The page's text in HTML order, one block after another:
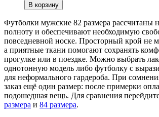
В корзину
Футболки мужские 82 размера рассчитаны
полноту и обеспечивают необходимую
повседневной носке. Просторный крой не
а приятные ткани помогают сохранять
прогулке или в поездке. Можно выбрать
однотонную модель либо футболку с
для неформального гардероба. При
заказ ещё один размер: после примерки
подошедшая вещь. Для сравнения
размера и 84 размера.